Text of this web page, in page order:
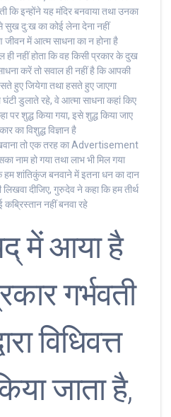
कि इन्होंने यह मंदिर बनवाया तथा उनका
सुख दु:ख का कोई लेना देना नहीं
में आत्म साधना का न होना है
नहीं होता कि वह किसी प्रकार के दुख
करें तो सवाल ही नहीं है कि आपकी
हुए जियेगा तथा हसते हुए जाएगा
डुलाते रहे, वे आत्मा साधना कहां किए
शुद्ध किया गया, इसे शुद्ध किया जाए
का विशुद्ध विज्ञान है
तो एक तरह का Advertisement
नाम हो गया तथा लाभ भी मिल गया
शांतिकुंज बनवाने में इतना धन का दान
लिखवा दीजिए, गुरुदेव ने कहा कि हम तीर्थ
कब्रिस्तान नहीं बनवा रहे
में आया है
गर्भवती
विधिवत्त
जाता है,